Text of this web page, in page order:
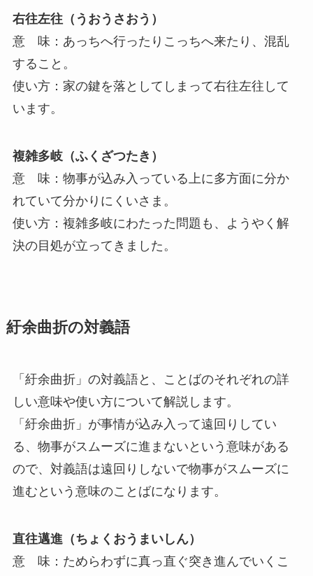
右往左往（うおうさおう）
意 味：あっちへ行ったりこっちへ来たり、混乱
すること。
使い方：家の鍵を落としてしまって右往左往して
います。
複雑多岐（ふくざつたき）
意 味：物事が込み入っている上に多方面に分か
れていて分かりにくいさま。
使い方：複雑多岐にわたった問題も、ようやく解
決の目処が立ってきました。
紆余曲折の対義語
「紆余曲折」の対義語と、ことばのそれぞれの詳
しい意味や使い方について解説します。
「紆余曲折」が事情が込み入って遠回りしてい
る、物事がスムーズに進まないという意味がある
ので、対義語は遠回りしないで物事がスムーズに
進むという意味のことばになります。
直往邁進（ちょくおうまいしん）
意 味：ためらわずに真っ直ぐ突き進んでいくこ